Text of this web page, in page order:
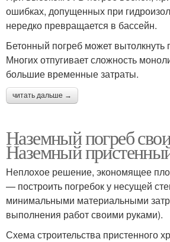
ошибках, допущенных при
нередко превращается в бассейн.
Бетонный погреб может вытолкнуть
Многих отпугивает сложность
большие временные затраты.
читать дальше →
Наземный погреб
Наземный
Неплохое решение, экономящее
— построить погребок у несущей
минимальными материальными
выполнения работ своими руками).
Схема строительства пристенного